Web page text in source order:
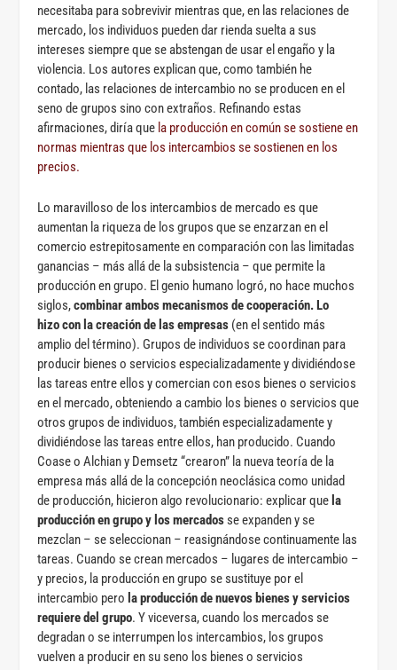
necesitaba para sobrevivir mientras que, en las relaciones de
mercado, los individuos pueden dar rienda suelta a sus
intereses siempre que se abstengan de usar el engaño y la
violencia. Los autores explican que, como también he
contado, las relaciones de intercambio no se producen en el
seno de grupos sino con extraños. Refinando estas
afirmaciones, diría que la producción en común se sostiene en
normas mientras que los intercambios se sostienen en los
precios.
Lo maravilloso de los intercambios de mercado es que
aumentan la riqueza de los grupos que se enzarzan en el
comercio estrepitosamente en comparación con las limitadas
ganancias – más allá de la subsistencia – que permite la
producción en grupo. El genio humano logró, no hace muchos
siglos,combinar ambos mecanismos de cooperación. Lo
hizo con la creación de las empresas (en el sentido más
amplio del término). Grupos de individuos se coordinan para
producir bienes o servicios especializadamente y dividiéndose
las tareas entre ellos y comercian con esos bienes o servicios
en el mercado, obteniendo a cambio los bienes o servicios que
otros grupos de individuos, también especializadamente y
dividiéndose las tareas entre ellos, han producido. Cuando
Coase o Alchian y Demsetz “crearon” la nueva teoría de la
empresa más allá de la concepción neoclásica como unidad
de producción, hicieron algo revolucionario: explicar que la
producción en grupo y los mercadosse expanden y se
mezclan – se seleccionan – reasignándose continuamente las
tareas. Cuando se crean mercados – lugares de intercambio –
y precios, la producción en grupo se sustituye por el
intercambio pero la producción de nuevos bienes y servicios
requiere del grupo. Y viceversa, cuando los mercados se
degradan o se interrumpen los intercambios, los grupos
vuelven a producir en su seno los bienes o servicios